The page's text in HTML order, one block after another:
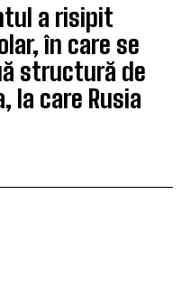
a risipit
în care se
structură de
la care Rusia